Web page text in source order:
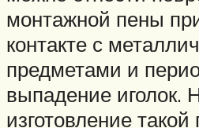
монтажной пены
контакте с
предметами и
выпадение иголок.
изготовление такой